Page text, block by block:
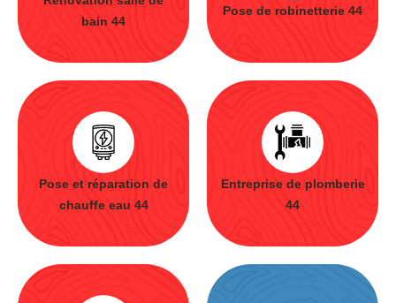
bain 44
Pose de robinetterie 44
Pose et réparation de
chauffe eau 44
Entreprise de plomberie
44